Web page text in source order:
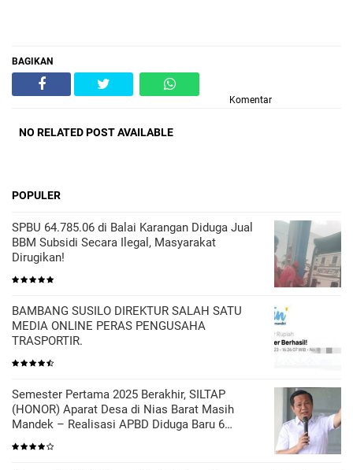
BAGIKAN
Komentar
NO RELATED POST AVAILABLE
POPULER
SPBU 64.785.06 di Balai Karangan Diduga Jual
BBM Subsidi Secara Ilegal, Masyarakat
Dirugikan!
BAMBANG SUSILO DIREKTUR SALAH SATU
MEDIA ONLINE PERAS PENGUSAHA
TRASPORTIR.
Semester Pertama 2025 Berakhir, SILTAP
(HONOR) Aparat Desa di Nias Barat Masih
Mandek – Realisasi APBD Diduga Baru 6
Persen